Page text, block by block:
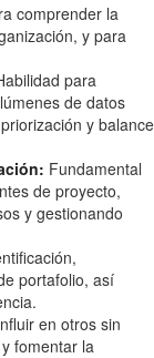
comprender la
y para
para
de datos
y balance
Fundamental
de proyecto,
y gestionando
portafolio, así
en otros sin
fomentar la